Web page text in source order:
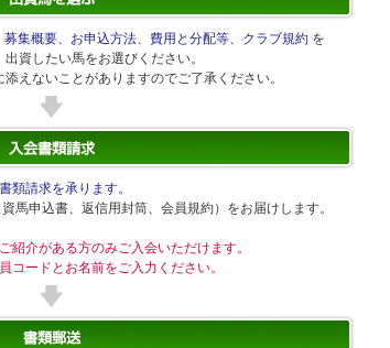
募集概要、 お申込方法、 費用と分配等、 クラブ規約を
資したい馬をお選びください。
えないことがありますのでご了承ください。
類請求を承ります。
馬申込書、返信用封筒、会員規約）をお届けします。
紹介がある方のみご入会いただけます。
コードとお名前をご入力ください。